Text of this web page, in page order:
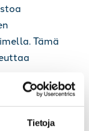
Tietoja
Tämä
ja anna sen